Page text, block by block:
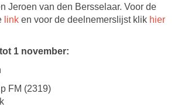
Jeroen van den Bersselaar. Voor de
link en voor de deelnemerslijst klik hier
1 november:
FM (2319)